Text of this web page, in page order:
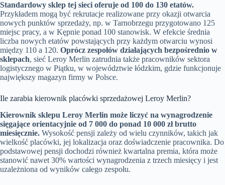
Standardowy sklep tej sieci oferuje od 100 do 130 etatów.
Przykładem mogą być rekrutacje realizowane przy okazji otwarcia
nowych punktów sprzedaży, np. w Tarnobrzegu przygotowano 125
miejsc pracy, a w Kępnie ponad 100 stanowisk. W efekcie średnia
liczba nowych etatów powstających przy każdym otwarciu wynosi
między 110 a 120. Oprócz zespołów działających bezpośrednio w
sklepach, sieć Leroy Merlin zatrudnia także pracowników sektora
logistycznego w Piątku, w województwie łódzkim, gdzie funkcjonuje
największy magazyn firmy w Polsce.
Ile zarabia kierownik placówki sprzedażowej Leroy Merlin?
Kierownik sklepu Leroy Merlin może liczyć na wynagrodzenie
sięgające orientacyjnie od 7 000 do ponad 10 000 zł brutto
miesięcznie. Wysokość pensji zależy od wielu czynników, takich jak
wielkość placówki, jej lokalizacja oraz doświadczenie pracownika. Do
podstawowej pensji dochodzi również kwartalna premia, która może
stanowić nawet 30% wartości wynagrodzenia z trzech miesięcy i jest
uzależniona od wyników całego zespołu.